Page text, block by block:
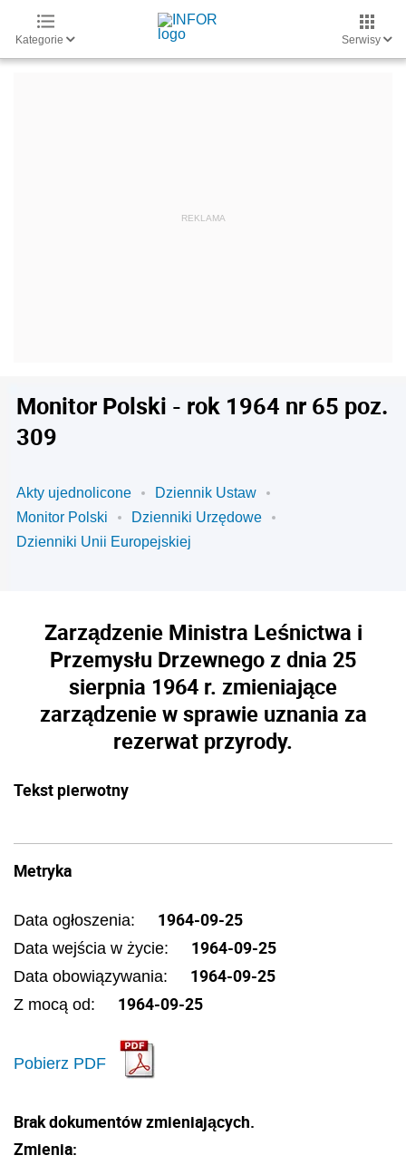
Kategorie Serwisy
Monitor Polski - rok 1964 nr 65 poz.
309
Akty ujednolicone
Dziennik Ustaw
Monitor Polski
Dzienniki Urzędowe
Dzienniki Unii Europejskiej
Zarządzenie Ministra Leśnictwa i
Przemysłu Drzewnego z dnia 25
sierpnia 1964 r. zmieniające
zarządzenie w sprawie uznania za
rezerwat przyrody.
Tekst pierwotny
Metryka
Data ogłoszenia: 1964-09-25
Data wejścia w życie: 1964-09-25
Data obowiązywania: 1964-09-25
Z mocą od: 1964-09-25
Pobierz PDF
Brak dokumentów zmieniających.
Zmienia: